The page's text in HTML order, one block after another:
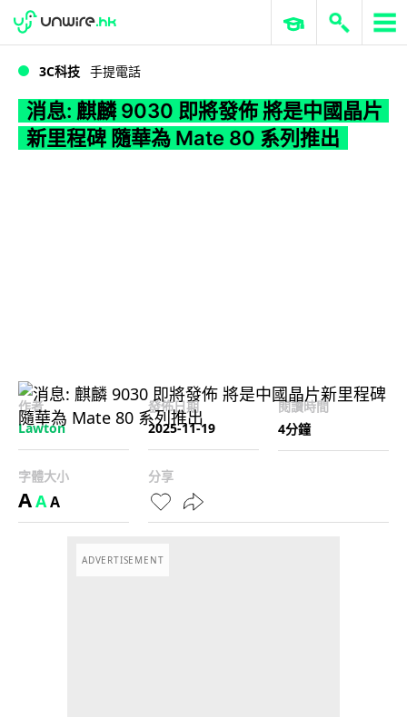
WWDC 2026 ERP 與商業 AI
3C科技 手提電話
消息: 麒麟 9030 即將發佈 將是中國晶片
新里程碑 隨華為 Mate 80 系列推出
作者
Lawton
發佈日期
2025-11-19
閱讀時間
4分鐘
字體大小
AAA
分享
ADVERTISEMENT